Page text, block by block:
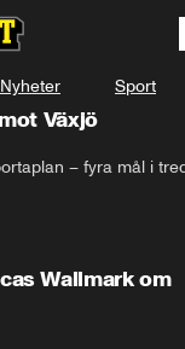
Nyheter Sport
Växjö
– fyra mål i
Wallmark om